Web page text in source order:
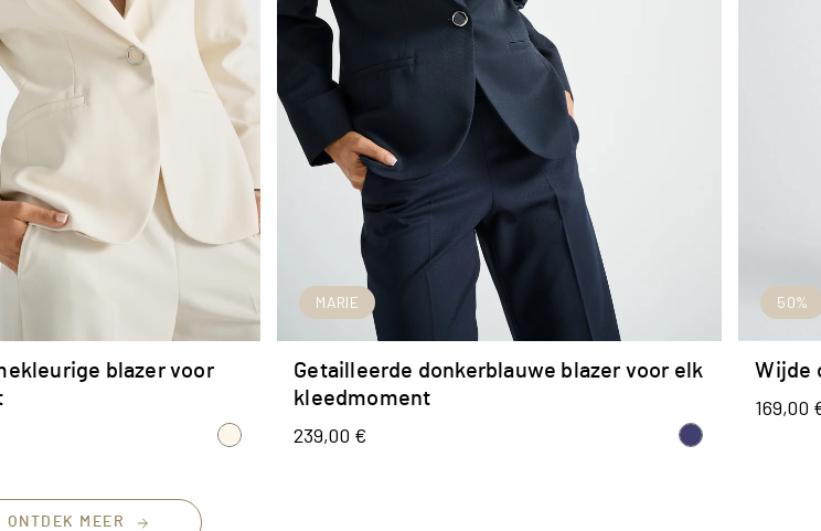
blazer voor
SNEL TOEVOEGEN
MARIE
Getailleerde donkerblauwe blazer voor elk
kleedmoment
239,00 €
50%
Wijde
169,00
ONTDEK MEER